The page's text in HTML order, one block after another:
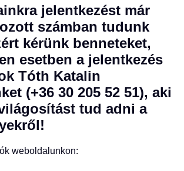
jelentkezést már
számban tudunk
kérünk benneteket,
esetben a jelentkezés
Tóth Katalin
(+36 30 205 52 51), aki
tud adni a
weboldalunkon: